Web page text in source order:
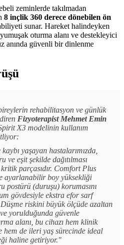
zeminlerde takılmadan
8 inçlik 360 derece dönebilen ön
sunar. Hareket halindeyken
oturma alanı ve destekleyici
anında güvenli bir dinlenme
bireylerin rehabilitasyon ve günlük
Fizyoterapist Mehmet Emin
X3 modelinin kullanım
yaşayan hastalarımızda,
ve eşit şekilde dağıtılması
parçasıdır. Comfort Plus
ayarlanabilir boy yüksekliği
postürü (duruşu) korumasını
gövdesiyle ekstra efor sarf
riskini büyük ölçüde azaltan
yorulduğunda güvenle
alanı, bu cihazı hem klinik
hem de ileri yaş sürecinde ideal
haline getiriyor."